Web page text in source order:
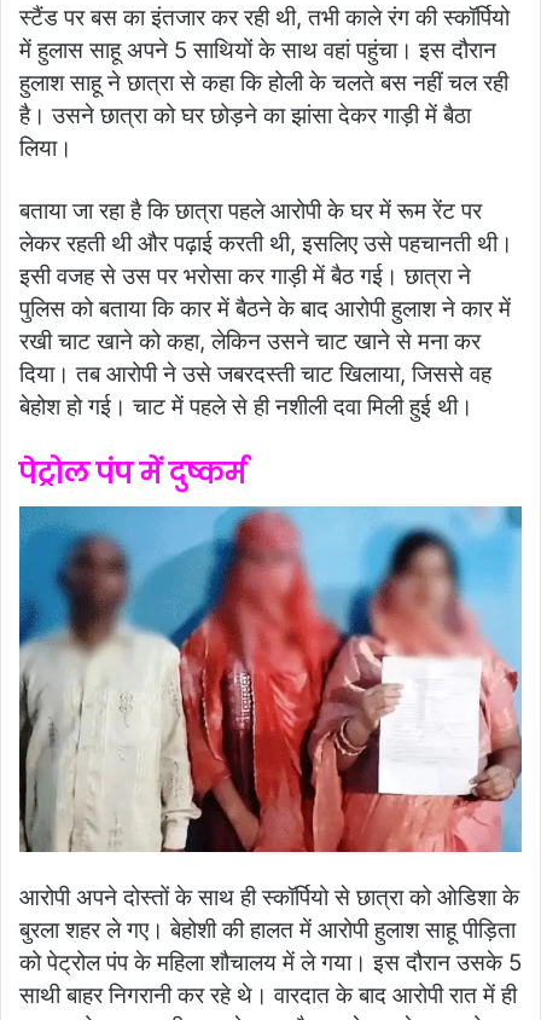
स्टैंड पर बस का इंतजार कर रही थी, तभी काले रंग की स्कॉर्पियो
में हुलास साहू अपने 5 साथियों के साथ वहां पहुंचा। इस दौरान
हुलाश साहू ने छात्रा से कहा कि होली के चलते बस नहीं चल रही
है। उसने छात्रा को घर छोड़ने का झांसा देकर गाड़ी में बैठा
लिया।
बताया जा रहा है कि छात्रा पहले आरोपी के घर में रूम रेंट पर
लेकर रहती थी और पढ़ाई करती थी, इसलिए उसे पहचानती थी।
इसी वजह से उस पर भरोसा कर गाड़ी में बैठ गई। छात्रा ने
पुलिस को बताया कि कार में बैठने के बाद आरोपी हुलाश ने कार में
रखी चाट खाने को कहा, लेकिन उसने चाट खाने से मना कर
दिया। तब आरोपी ने उसे जबरदस्ती चाट खिलाया, जिससे वह
बेहोश हो गई। चाट में पहले से ही नशीली दवा मिली हुई थी।
पेट्रोल पंप में दुष्कर्म
आरोपी अपने दोस्तों के साथ ही स्कॉर्पियो से छात्रा को ओडिशा के
बुरला शहर ले गए। बेहोशी की हालत में आरोपी हुलाश साहू पीड़िता
को पेट्रोल पंप के महिला शौचालय में ले गया। इस दौरान उसके 5
साथी बाहर निगरानी कर रहे थे। वारदात के बाद आरोपी रात में ही